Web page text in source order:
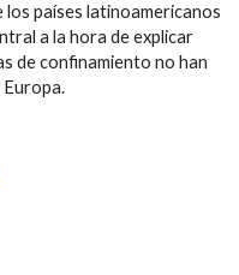
los países latinoamericanos
a la hora de explicar
de confinamiento no han